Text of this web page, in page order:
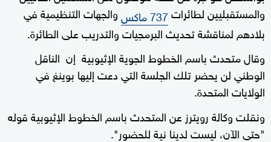
والمستقبليين لطائرات737 ماكس
والجهات التنظيمية في
بلادهم لمناقشة تحديث البرمجيات والتدريب على الطائرة.
وقال متحدث باسم الخطوط الجوية الإثيوبية إن الناقل
الوطني لن يحضر تلك الجلسة التي دعت إليها بوينغ في
الولايات المتحدة.
ونقلت وكالة رويترز عن المتحدث باسم الخطوط الإثيوبية قوله
"حتى الآن، ليست لدينا نية للحضور".